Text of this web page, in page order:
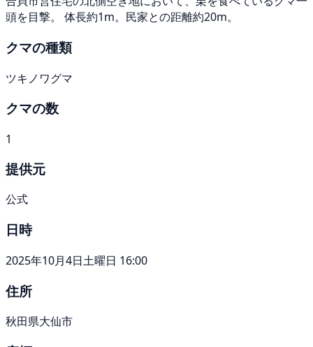
頭を目撃。 体長約1m。民家との距離約20m。
クマの種類
ツキノワグマ
クマの数
1
提供元
公式
日時
2025年10月4日土曜日 16:00
住所
秋田県大仙市